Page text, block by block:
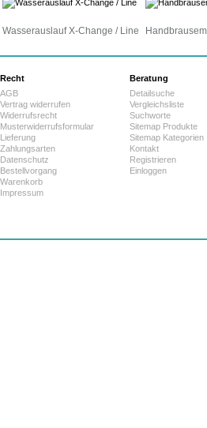
Wasserauslauf X-Change / Line
Recht
AGB
Vertrag widerrufen
Widerrufsrecht
Musterwiderrufsformular
Lieferung
Zahlungsarten
Datenschutz
Bestellvorgang
Warenkorb
Impressum
Beratung
Detailsuche
Vergleichsliste
Suchworte
Sitemap Produkte
Sitemap Kategorien
Kontakt
Registrieren
Einloggen